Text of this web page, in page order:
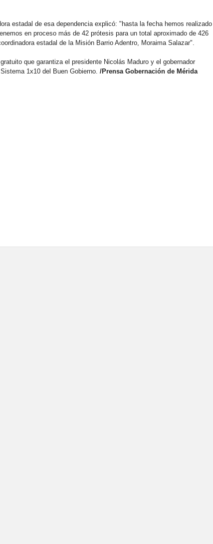
estadal de esa dependencia explicó: "hasta la fecha hemos realizado
en proceso más de 42 prótesis para un total aproximado de 426
estadal de la Misión Barrio Adentro, Moraima Salazar".
que garantiza el presidente Nicolás Maduro y el gobernador
1x10 del Buen Gobierno. /Prensa Gobernación de Mérida